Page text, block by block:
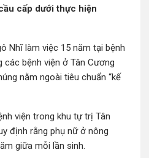
cấp dưới thực hiện
Nhĩ làm việc 15 năm tại bệnh
bệnh viện ở Tân Cương
nằm ngoài tiêu chuẩn “kế
viện trong khu tự trị Tân
định rằng phụ nữ ở nông
giữa mỗi lần sinh.